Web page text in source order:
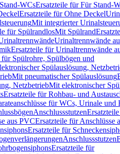
WCsErsatzteile für Für Stand-
Ersatzteile für Ohne Deckel
Mit integrierter
für SpülrandlosMit Spülrand
Urinaltrennwände
Ersatzteile für Urinaltrennwände
für Spülrohre, Spülbögen und
Spülauslösung,
Mit pneumatischer Spülauslösung
NetzbetriebMit elektronischer
Ersatzteile für Rohbau- und
für WCs, Urinale und
Anschlussstutzen
aus PVCErsatzteile für Anschlüsse
Ersatzteile für
Anschlussstutzen
Ersatzteile für